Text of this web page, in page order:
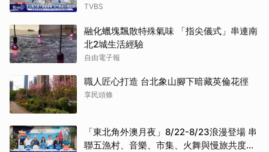
TVBS
融化蠟塊飄散特殊氣味 「指尖儀式」串連南
北2城生活經驗
自由電子報
職人匠心打造 台北象山腳下暗藏英倫花徑
享民頭條
「東北角外澳月夜」8/22-8/23浪漫登場 串
聯五漁村、音樂、市集、火舞與慢旅共度夏